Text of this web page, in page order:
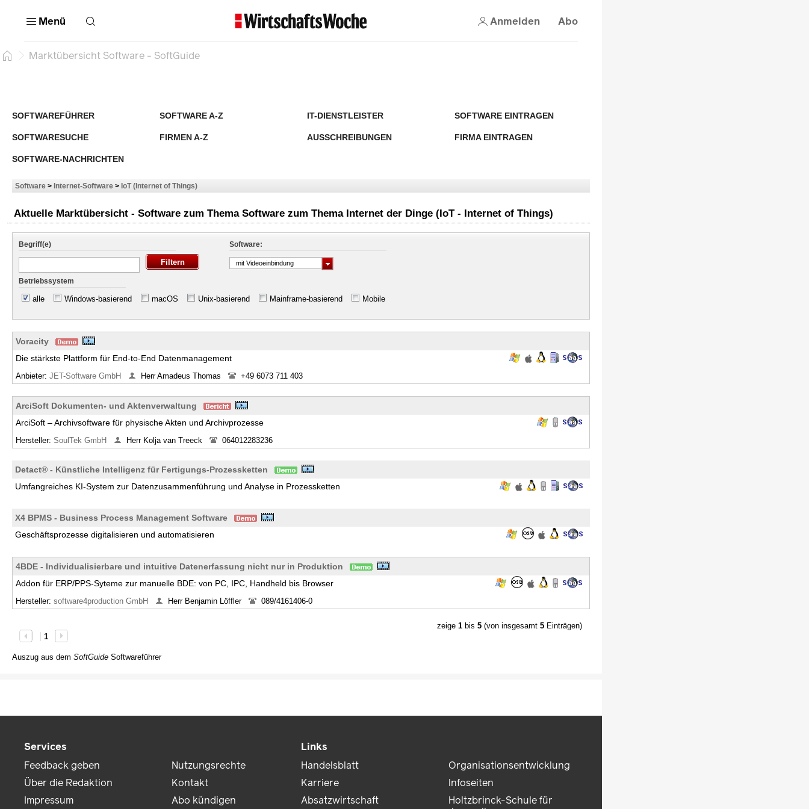
Menü Anmelden Abo
Marktübersicht Software - SoftGuide
SOFTWAREFÜHRER SOFTWARE A-Z IT-DIENSTLEISTER SOFTWARE EINTRAGEN
SOFTWARESUCHE FIRMEN A-Z AUSSCHREIBUNGEN FIRMA EINTRAGEN
SOFTWARE-NACHRICHTEN
Software > Internet-Software > IoT (Internet of Things)
Aktuelle Marktübersicht - Software zum Thema Software zum Thema Internet der Dinge (IoT - Internet of Things)
Begriff(e) Software:
mit Videoeinbindung
Betriebssystem
alle Windows-basierend macOS Unix-basierend Mainframe-basierend Mobile
Voracity
Die stärkste Plattform für End-to-End Datenmanagement
Anbieter: JET-Software GmbH Herr Amadeus Thomas +49 6073 711 403
ArciSoft Dokumenten- und Aktenverwaltung
ArciSoft – Archivsoftware für physische Akten und Archivprozesse
Hersteller: SoulTek GmbH Herr Kolja van Treeck 064012283236
Detact® - Künstliche Intelligenz für Fertigungs-Prozessketten
Umfangreiches KI-System zur Datenzusammenführung und Analyse in Prozessketten
X4 BPMS - Business Process Management Software
Geschäftsprozesse digitalisieren und automatisieren
4BDE - Individualisierbare und intuitive Datenerfassung nicht nur in Produktion
Addon für ERP/PPS-Syteme zur manuelle BDE: von PC, IPC, Handheld bis Browser
Hersteller: software4production GmbH Herr Benjamin Löffler 089/4161406-0
zeige 1bis 5(von insgesamt 5Einträgen)
1
Auszug aus dem SoftGuide Softwareführer
Services
Feedback geben
Über die Redaktion
Impressum
Nutzungsrechte
Kontakt
Abo kündigen
Links
Handelsblatt
Karriere
Absatzwirtschaft
Organisationsentwicklung
Infoseiten
Holtzbrinck-Schule für